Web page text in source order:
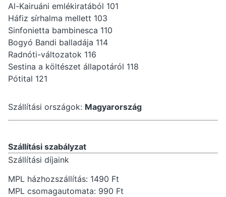
Al-Kairuáni emlékiratából 101
Háfiz sírhalma mellett 103
Sinfonietta bambinesca 110
Bogyó Bandi balladája 114
Radnóti-változatok 116
Sestina a költészet állapotáról 118
Pótital 121
Szállítási országok: Magyarország
Szállítási szabályzat
Szállítási díjaink
MPL házhozszállítás: 1490 Ft
MPL csomagautomata: 990 Ft